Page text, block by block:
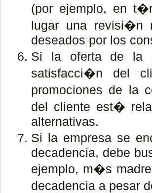
(por ejemplo, en
lugar una revisi�n
deseados por los
Si la oferta de la
satisfacci�n del
promociones de la
del cliente est�
alternativas.
Si la empresa se
decadencia, debe
ejemplo, m�s
decadencia a pesar